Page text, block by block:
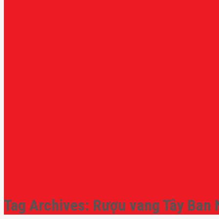
Tag Archives: Rượu vang Tây Ban